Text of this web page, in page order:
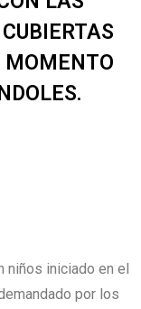
MOMENTO
niños iniciado en el
por los